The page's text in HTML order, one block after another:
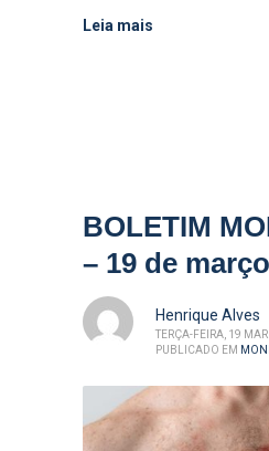
Leia mais
BOLETIM
– 19 de
Henrique Alves
TERÇA-FEIRA, 19
PUBLICADO EM